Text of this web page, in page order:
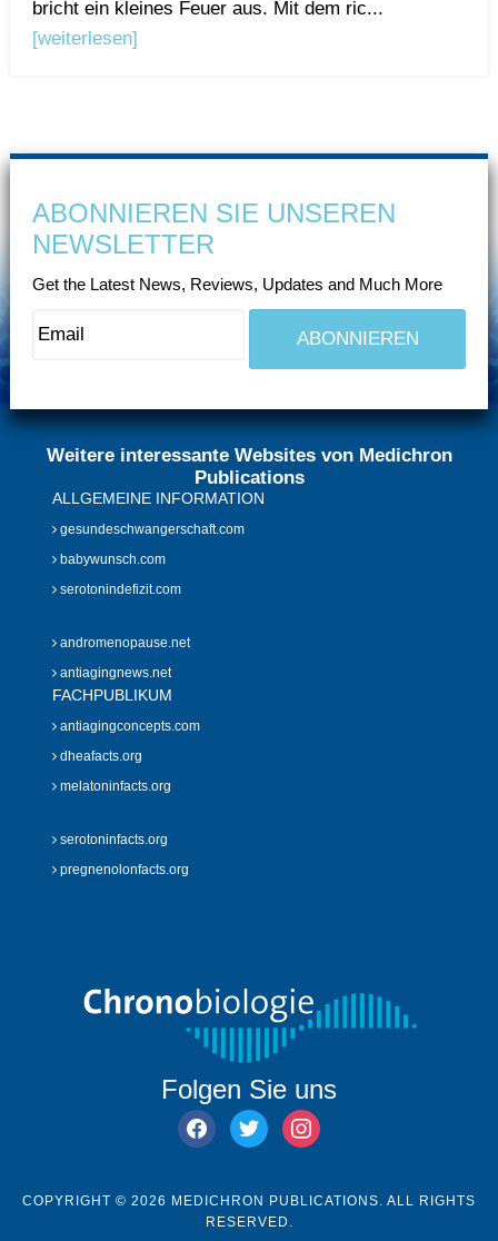
bricht ein kleines Feuer aus. Mit dem ric...
[weiterlesen]
ABONNIEREN SIE UNSEREN
NEWSLETTER
Get the Latest News, Reviews, Updates and Much More
Weitere interessante Websites von Medichron
Publications
ALLGEMEINE INFORMATION
gesundeschwangerschaft.com
babywunsch.com
serotonindefizit.com
andromenopause.net
antiagingnews.net
FACHPUBLIKUM
antiagingconcepts.com
dheafacts.org
melatoninfacts.org
serotoninfacts.org
pregnenolonfacts.org
Folgen Sie uns
facebook
twitter instagram
COPYRIGHT © 2026 MEDICHRON PUBLICATIONS. ALL RIGHTS
RESERVED.